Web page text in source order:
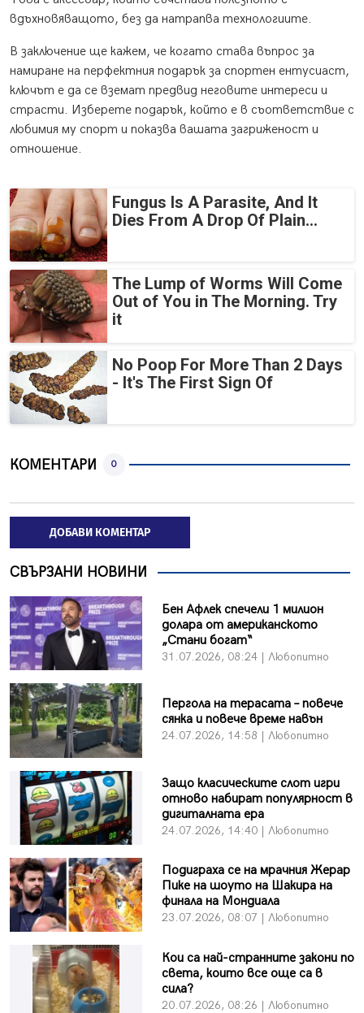
вдъхновяващото, без да натрапва технологиите.
В заключение ще кажем, че когато става въпрос за
намиране на перфектния подарък за спортен ентусиаст,
ключът е да се вземат предвид неговите интереси и
страсти. Изберете подарък, който е в съответствие с
любимия му спорт и показва вашата загриженост и
отношение.
Fungus Is A Parasite, And It
Dies From A Drop Of Plain...
The Lump of Worms Will Come
Out of You in The Morning. Try
it
No Poop For More Than 2 Days
- It's The First Sign Of
КОМЕНТАРИ 0
ДОБАВИ КОМЕНТАР
СВЪРЗАНИ НОВИНИ
Бен Афлек спечели 1 милион
долара от американското
„Стани богат“
31.07.2026, 08:24 | Любопитно
Пергола на терасата – повече
сянка и повече време навън
24.07.2026, 14:58 | Любопитно
Защо класическите слот игри
отново набират популярност в
дигиталната ера
24.07.2026, 14:40 | Любопитно
Подиграха се на мрачния Жерар
Пике на шоуто на Шакира на
финала на Мондиала
23.07.2026, 08:07 | Любопитно
Кои са най-странните закони по
света, които все още са в
сила?
20.07.2026, 08:26 | Любопитно